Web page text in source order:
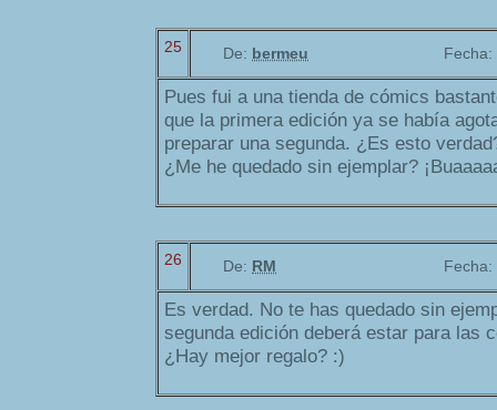
25 De: bermeu Fecha:
Pues fui a una tienda de cómics
que la primera edición ya se había
preparar una segunda. ¿Es esto
¿Me he quedado sin ejemplar?
26 De: RM Fecha:
Es verdad. No te has quedado sin
segunda edición deberá estar para las
¿Hay mejor regalo? :)